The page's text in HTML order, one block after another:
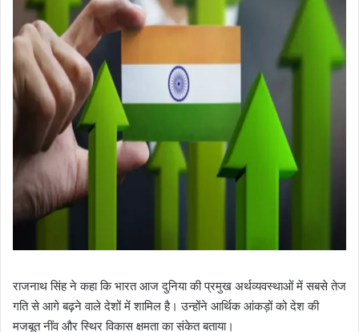
राजनाथ सिंह ने कहा कि भारत आज दुनिया की प्रमुख अर्थव्यवस्थाओं में सबसे तेज
गति से आगे बढ़ने वाले देशों में शामिल है। उन्होंने आर्थिक आंकड़ों को देश की
मजबूत नींव और स्थिर विकास क्षमता का संकेत बताया।